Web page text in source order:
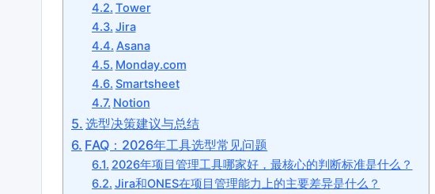
Tower
Jira
Asana
Monday.com
Smartsheet
Notion
选型决策建议与总结
FAQ：2026年工具选型常见问题
2026年项目管理工具哪家好，最核心的判断标准是什么？
Jira和ONES在项目管理能力上的主要差异是什么？